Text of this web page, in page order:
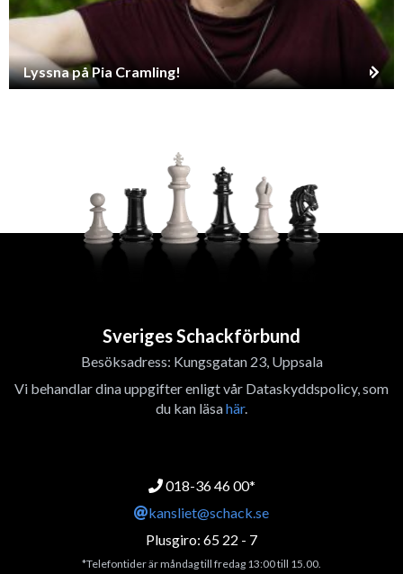
Lyssna på Pia Cramling!
Sveriges Schackförbund
Besöksadress: Kungsgatan 23, Uppsala
Vi behandlar dina uppgifter enligt vår Dataskyddspolicy, som
du kan läsahär.
018-36 46 00*
kansliet@schack.se
Plusgiro: 65 22 - 7
*Telefontider är måndag till fredag 13:00 till 15.00.